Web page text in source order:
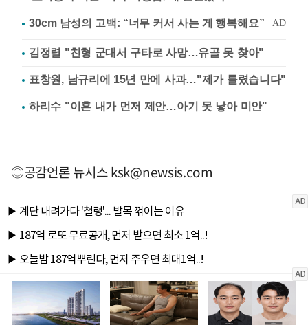
김정렬 "친형 군대서 구타로 사망…유골 못 찾아"
표창원, 남규리에 15년 만에 사과…"제가 틀렸습니다"
하리수 "이혼 내가 먼저 제안…아기 못 낳아 미안"
◎공감언론 뉴시스ksk@newsis.com